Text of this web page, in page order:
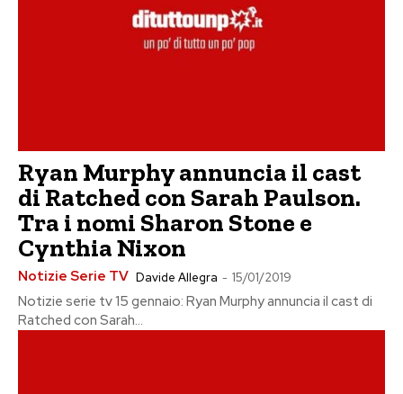
Ryan Murphy annuncia il cast
di Ratched con Sarah Paulson.
Tra i nomi Sharon Stone e
Cynthia Nixon
Notizie Serie TV Davide Allegra - 15/01/2019
Notizie serie tv 15 gennaio: Ryan Murphy annuncia il cast di
Ratched con Sarah...